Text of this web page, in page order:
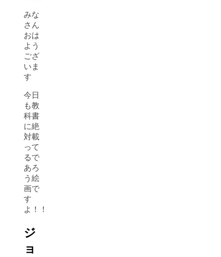
みな
さん
おは
よう
ござ
いま
す
今日
も教
科書
に絶
対載
って
るで
あろ
う絵
画で
す
よ！！
ジ
ョ